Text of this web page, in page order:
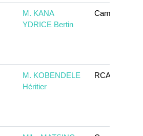
M. KANA
YDRICE Bertin
Cameroun
M. KOBENDELE
Héritier
RCA